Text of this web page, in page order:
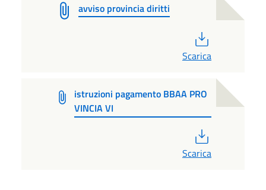
avviso provincia diritti
Scarica
istruzioni pagamento BBAA PRO
VINCIA VI
Scarica